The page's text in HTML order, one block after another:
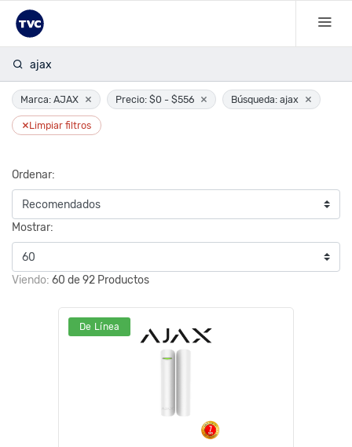
ajax
Marca: AJAX × Precio: $0 - $556 × Búsqueda: ajax ×
×Limpiar filtros
Ordenar:
Mostrar:
Viendo: 60 de 92 Productos
De Línea